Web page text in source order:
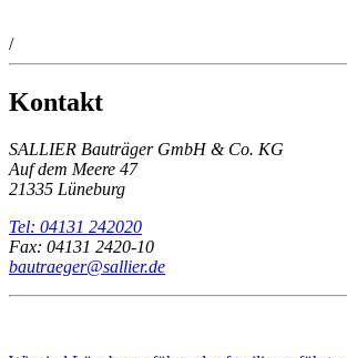
/
Kontakt
SALLIER Bauträger GmbH & Co. KG
Auf dem Meere 47
21335 Lüneburg
Tel: 04131 242020
Fax: 04131 2420-10
bautraeger@sallier.de